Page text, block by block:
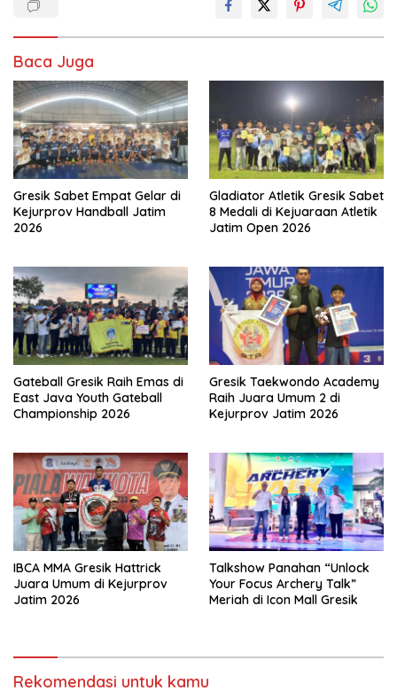
Baca Juga
Gresik Sabet Empat Gelar di
Kejurprov Handball Jatim
2026
Gladiator Atletik Gresik Sabet
8 Medali di Kejuaraan Atletik
Jatim Open 2026
Gateball Gresik Raih Emas di
East Java Youth Gateball
Championship 2026
Gresik Taekwondo Academy
Raih Juara Umum 2 di
Kejurprov Jatim 2026
IBCA MMA Gresik Hattrick
Juara Umum di Kejurprov
Jatim 2026
Talkshow Panahan “Unlock
Your Focus Archery Talk”
Meriah di Icon Mall Gresik
Rekomendasi untuk kamu